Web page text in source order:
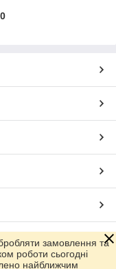
замовлення та
роботи сьогодні
найближчим